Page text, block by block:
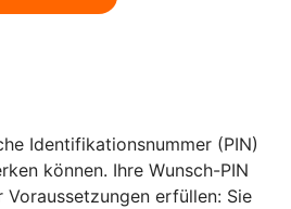
Identifikationsnummer (PIN)
können. Ihre Wunsch-PIN
Voraussetzungen erfüllen: Sie